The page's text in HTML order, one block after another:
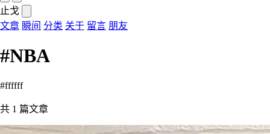
止戈
文章 瞬间 分类 关于 留言 朋友
#NBA
#ffffff
共 1 篇文章